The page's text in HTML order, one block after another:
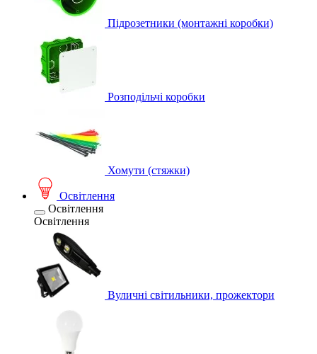
Підрозетники (монтажні коробки)
Розподільчі коробки
Хомути (стяжки)
Освітлення
Освітлення
Освітлення
Вуличні світильники, прожектори